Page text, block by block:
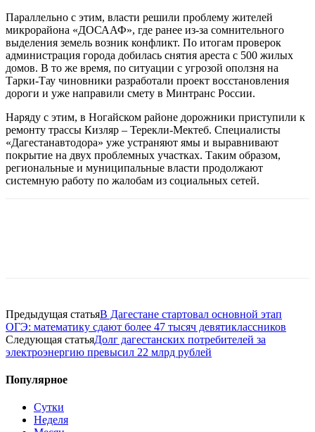
Параллельно с этим, власти решили проблему жителей
микрорайона «ДОСААФ», где ранее из-за сомнительного
выделения земель возник конфликт. По итогам проверок
администрация города добилась снятия ареста с 500 жилых
домов. В то же время, по ситуации с угрозой оползня на
Тарки-Тау чиновники разработали проект восстановления
дороги и уже направили смету в Минтранс России.
Наряду с этим, в Ногайском районе дорожники приступили к
ремонту трассы Кизляр – Терекли-Мектеб. Специалисты
«Дагестанавтодора» уже устраняют ямы и выравнивают
покрытие на двух проблемных участках. Таким образом,
региональные и муниципальные власти продолжают
системную работу по жалобам из социальных сетей.
Предыдущая статьяВ Дагестане стартовал основной этап
ОГЭ: математику сдают более 47 тысяч девятиклассников
Следующая статьяДолг дагестанских потребителей за
электроэнергию превысил 22 млрд рублей
Популярное
Сутки
Неделя